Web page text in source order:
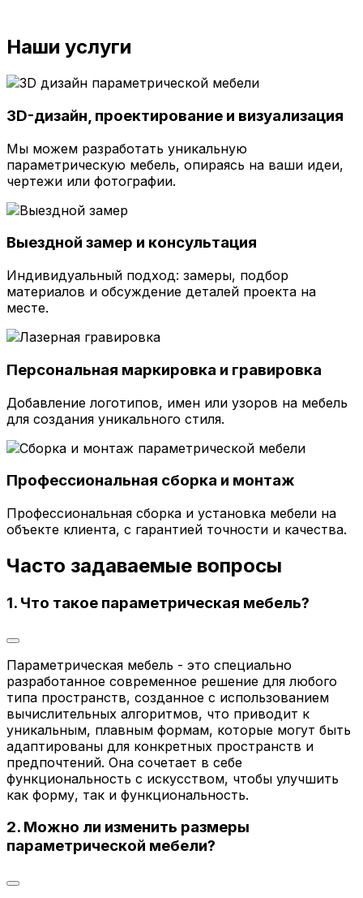
Наши услуги
3D-дизайн, проектирование и визуализация
Мы можем разработать уникальную
параметрическую мебель, опираясь на ваши идеи,
чертежи или фотографии.
Выездной замер и консультация
Индивидуальный подход: замеры, подбор
материалов и обсуждение деталей проекта на
месте.
Персональная маркировка и гравировка
Добавление логотипов, имен или узоров на мебель
для создания уникального стиля.
Профессиональная сборка и монтаж
Профессиональная сборка и установка мебели на
объекте клиента, с гарантией точности и качества.
Часто задаваемые вопросы
1. Что такое параметрическая мебель?
Параметрическая мебель - это специально
разработанное современное решение для любого
типа пространств, созданное с использованием
вычислительных алгоритмов, что приводит к
уникальным, плавным формам, которые могут быть
адаптированы для конкретных пространств и
предпочтений. Она сочетает в себе
функциональность с искусством, чтобы улучшить
как форму, так и функциональность.
2. Можно ли изменить размеры
параметрической мебели?